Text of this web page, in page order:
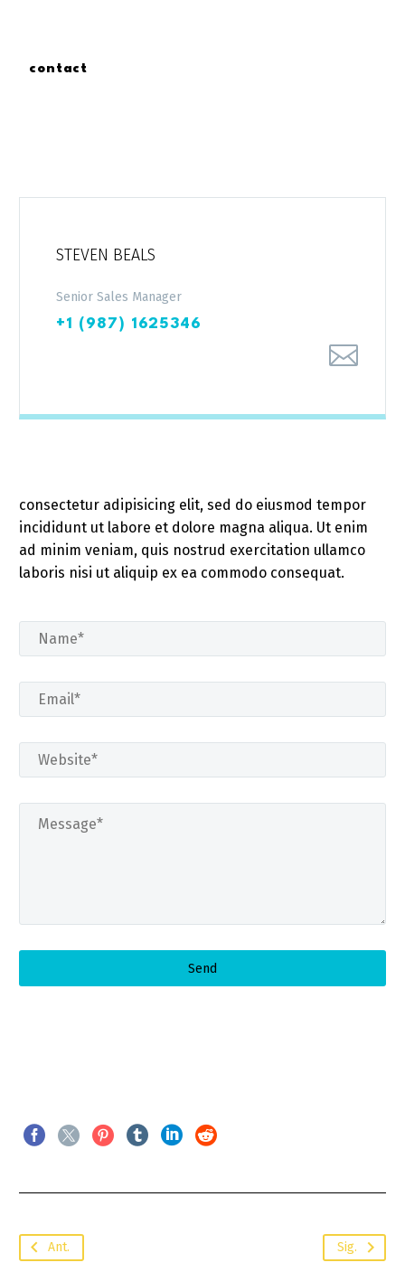
contact
STEVEN BEALS
Senior Sales Manager
+1 (987) 1625346
consectetur adipisicing elit, sed do eiusmod tempor
incididunt ut labore et dolore magna aliqua. Ut enim
ad minim veniam, quis nostrud exercitation ullamco
laboris nisi ut aliquip ex ea commodo consequat.
Ant. Sig.